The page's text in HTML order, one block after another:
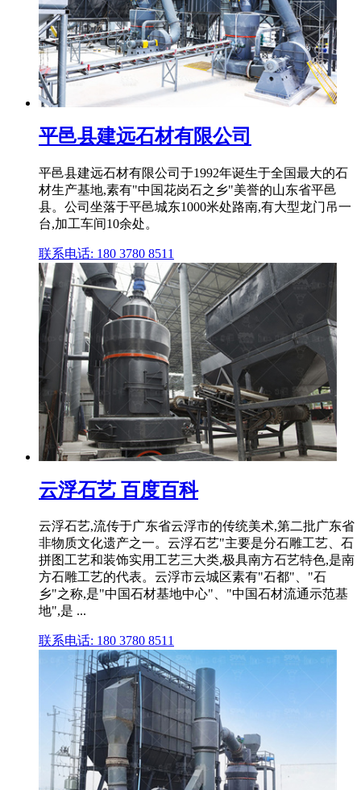
平邑县建远石材有限公司
平邑县建远石材有限公司于1992年诞生于全国最大的石
材生产基地,素有"中国花岗石之乡"美誉的山东省平邑
县。公司坐落于平邑城东1000米处路南,有大型龙门吊一
台,加工车间10余处。
联系电话: 180 3780 8511
云浮石艺 百度百科
云浮石艺,流传于广东省云浮市的传统美术,第二批广东省
非物质文化遗产之一。云浮石艺"主要是分石雕工艺、石
拼图工艺和装饰实用工艺三大类,极具南方石艺特色,是南
方石雕工艺的代表。云浮市云城区素有"石都"、"石
乡"之称,是"中国石材基地中心"、"中国石材流通示范基
地",是 ...
联系电话: 180 3780 8511